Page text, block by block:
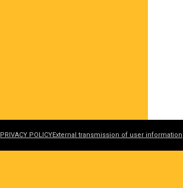
PRIVACY POLICYExternal transmission of user information